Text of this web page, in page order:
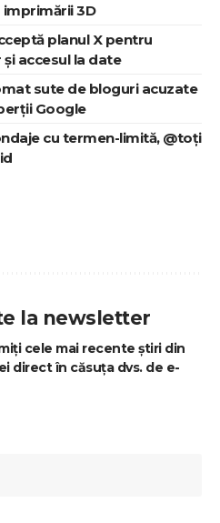
3D
planul X pentru
accesul la date
sute de bloguri acuzate
Google
cu termen-limită, @toți
la newsletter
cele mai recente știri din
direct în căsuța dvs. de e-